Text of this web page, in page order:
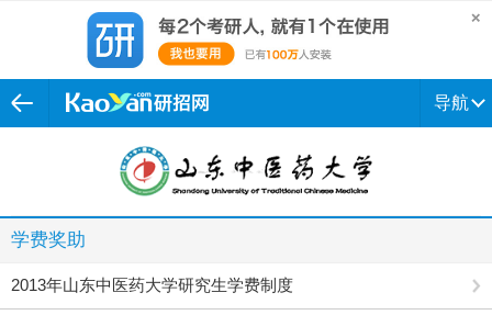
导航
学费奖助
2013年山东中医药大学研究生学费制度